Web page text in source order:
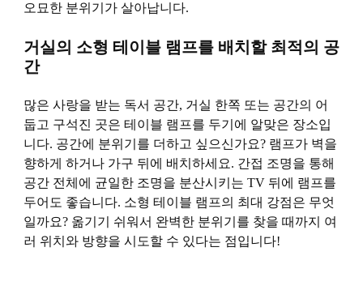
오묘한 분위기가 살아납니다.
거실의 소형 테이블 램프를 배치할 최적의 공
간
많은 사랑을 받는 독서 공간, 거실 한쪽 또는 공간의 어
둡고 구석진 곳은 테이블 램프를 두기에 알맞은 장소입
니다. 공간에 분위기를 더하고 싶으신가요? 램프가 벽을
향하게 하거나 가구 뒤에 배치하세요. 간접 조명을 통해
공간 전체에 균일한 조명을 분산시키는 TV 뒤에 램프를
두어도 좋습니다. 소형 테이블 램프의 최대 강점은 무엇
일까요? 옮기기 쉬워서 완벽한 분위기를 찾을 때까지 여
러 위치와 방향을 시도할 수 있다는 점입니다!